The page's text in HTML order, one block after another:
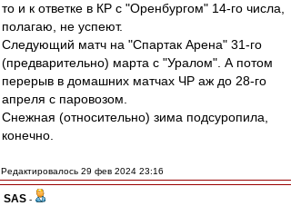
то и к ответке в КР с "Оренбургом" 14-го числа,
полагаю, не успеют.
Следующий матч на "Спартак Арена" 31-го
(предварительно) марта с "Уралом". А потом
перерыв в домашних матчах ЧР аж до 28-го
апреля с паровозом.
Снежная (относительно) зима подсуропила,
конечно.
Редактировалось 29 фев 2024 23:16
SAS -